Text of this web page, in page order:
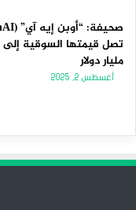
مليار دولار
أغسطس 2, 2025